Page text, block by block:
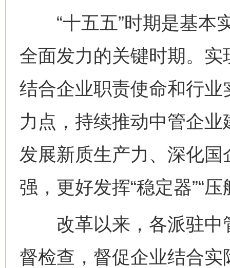
“十五五”时期是基本
全面发力的关键时期。实
结合企业职责使命和行
力点，持续推动中管企
发展新质生产力、深化
强，更好发挥“稳定器”“
改革以来，各派驻中
督检查，督促企业结合